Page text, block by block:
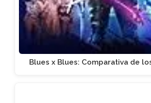
Blues x Blues: Comparativa de